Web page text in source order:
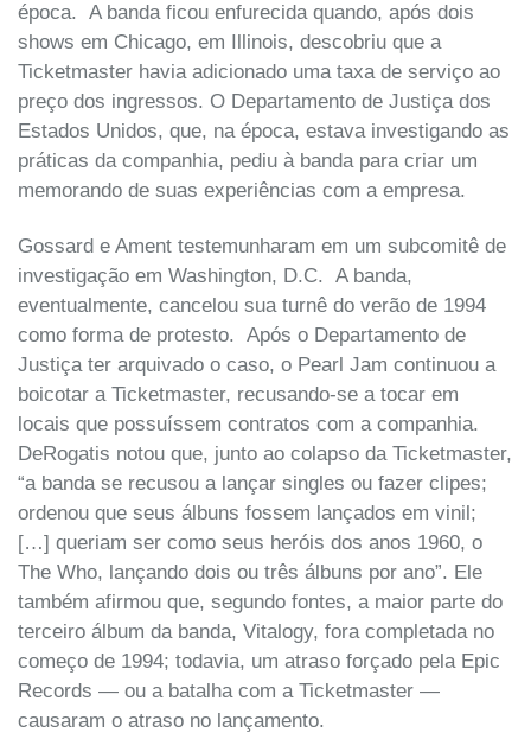
época. A banda ficou enfurecida quando, após dois
shows em Chicago, em Illinois, descobriu que a
Ticketmaster havia adicionado uma taxa de serviço ao
preço dos ingressos. O Departamento de Justiça dos
Estados Unidos, que, na época, estava investigando as
práticas da companhia, pediu à banda para criar um
memorando de suas experiências com a empresa.
Gossard e Ament testemunharam em um subcomitê de
investigação em Washington, D.C. A banda,
eventualmente, cancelou sua turnê do verão de 1994
como forma de protesto. Após o Departamento de
Justiça ter arquivado o caso, o Pearl Jam continuou a
boicotar a Ticketmaster, recusando-se a tocar em
locais que possuíssem contratos com a companhia.
DeRogatis notou que, junto ao colapso da Ticketmaster,
“a banda se recusou a lançar singles ou fazer clipes;
ordenou que seus álbuns fossem lançados em vinil;
[…] queriam ser como seus heróis dos anos 1960, o
The Who, lançando dois ou três álbuns por ano”. Ele
também afirmou que, segundo fontes, a maior parte do
terceiro álbum da banda, Vitalogy, fora completada no
começo de 1994; todavia, um atraso forçado pela Epic
Records — ou a batalha com a Ticketmaster —
causaram o atraso no lançamento.